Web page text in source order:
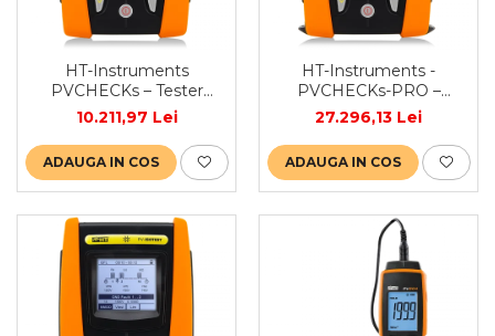
HT-Instruments
PVCHECKs – Tester
multifuncțional pentru
siguranța și performanța
instalațiilor fotovoltaice
(DC)
10.211,97 Lei
ADAUGA IN COS
HT-Instruments -
PVCHECKs-PRO –
Instrument avansat
pentru verificarea
siguranței electrice și
depanare în sistemele
fotovoltaice
27.296,13 Lei
ADAUGA IN COS